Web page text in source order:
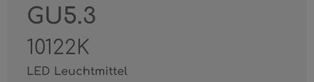
GU5.3
10122K
LED Leuchtmittel